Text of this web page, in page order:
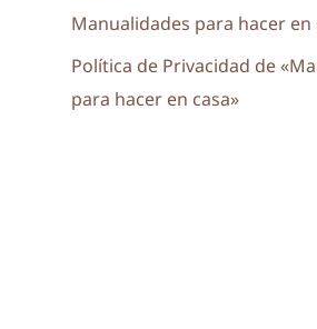
Manualidades para hacer en
Política de Privacidad de
para hacer en casa»